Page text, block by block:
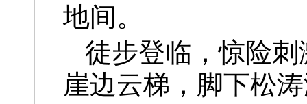
地间。
徒步登临，惊险
崖边云梯，脚下松